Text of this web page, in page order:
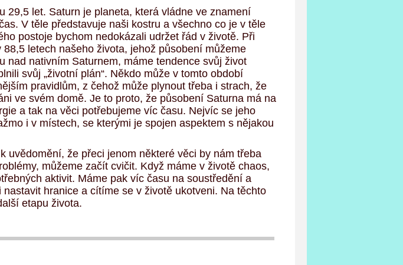
29,5 let. Saturn je planeta, která vládne ve znamení
V těle představuje naši kostru a všechno co je v těle
postoje bychom nedokázali udržet řád v životě. Při
letech našeho života, jehož působení můžeme
nad nativním Saturnem, máme tendence svůj život
svůj „životní plán“. Někdo může v tomto období
pravidlům, z čehož může plynout třeba i strach, že
ve svém domě. Je to proto, že působení Saturna má na
a tak na věci potřebujeme víc času. Nejvíc se jeho
i v místech, se kterými je spojen aspektem s nějakou
uvědomění, že přeci jenom některé věci by nám třeba
můžeme začít cvičit. Když máme v životě chaos,
aktivit. Máme pak víc času na soustředění a
hranice a cítíme se v životě ukotveni. Na těchto
etapu života.